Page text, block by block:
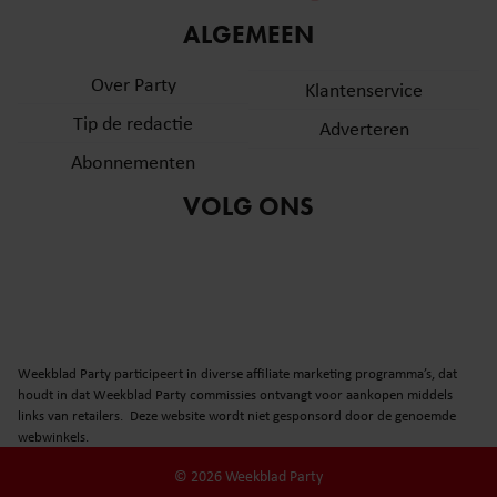
partners voor social media, adverteren en analyse. Deze
informatie die u aan ze heeft verstrekt of die ze hebben
verzameld op basis van uw gebruik van hun services. U
gebruiken.
ALGEMEEN
Over Party
Tip de redactie
Abonnementen
Klantenservice
Adverteren
VOLG ONS
Weekblad Party participeert in diverse affiliate marketing programma’s, dat
houdt in dat Weekblad Party commissies ontvangt voor aankopen middels
links van retailers. Deze website wordt niet gesponsord door de genoemde
webwinkels.
© 2026 Weekblad Party